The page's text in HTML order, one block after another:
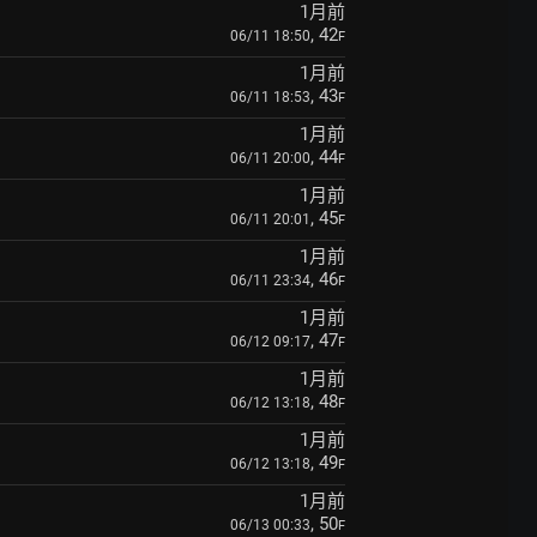
1月前
06/11 18:50, 42F
1月前
06/11 18:53, 43F
1月前
06/11 20:00, 44F
1月前
06/11 20:01 , 45F
1月前
06/11 23:34, 46F
1月前
06/12 09:17, 47F
1月前
06/12 13:18, 48F
1月前
06/12 13:18, 49F
1月前
06/13 00:33, 50F